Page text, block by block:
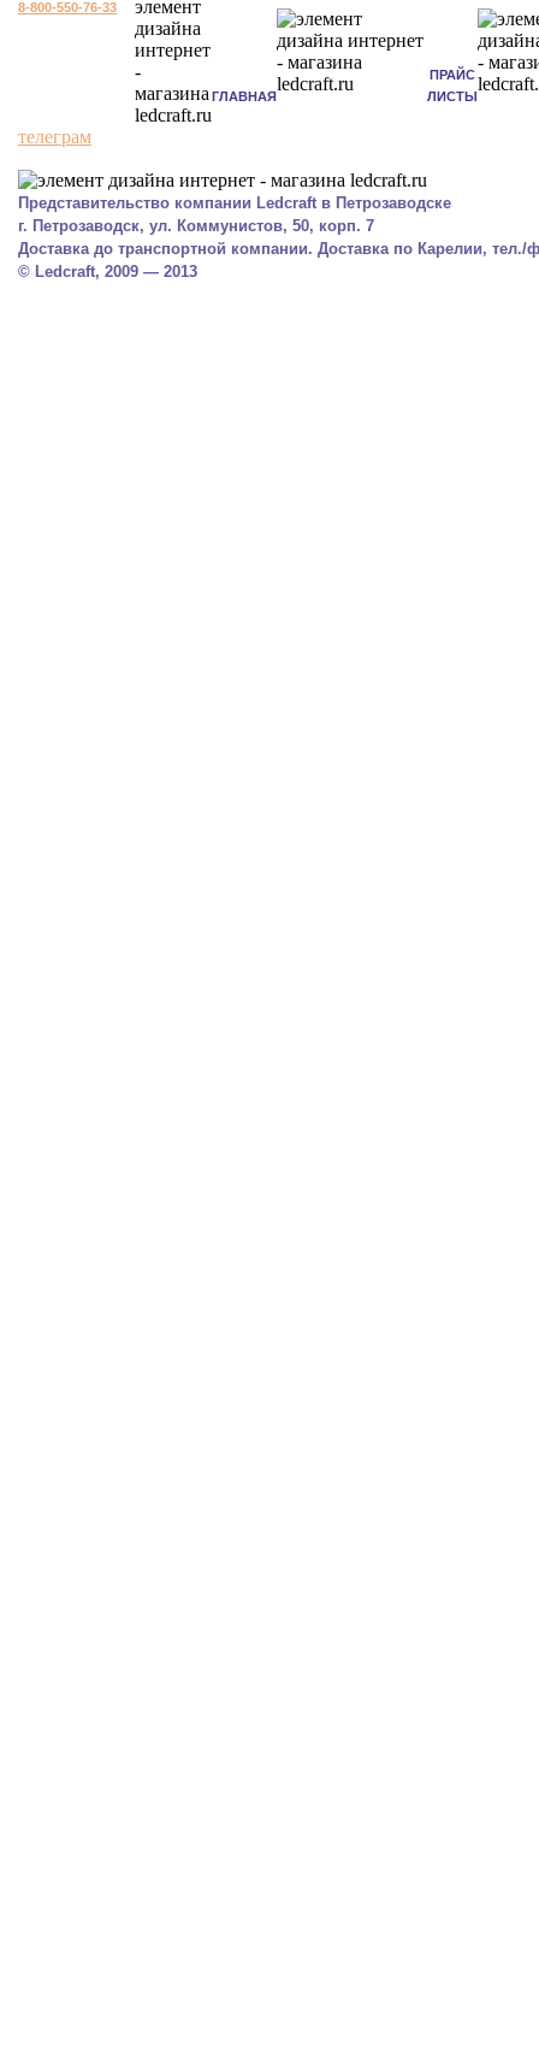
8-800-550-76-33
ГЛАВНАЯ
ПРАЙС
ЛИСТЫ
телеграм
Представительство компании Ledcraft в Петрозаводске
г. Петрозаводск, ул. Коммунистов, 50, корп. 7
Доставка до транспортной компании. Доставка по Карелии, тел./
© Ledcraft, 2009 — 2013